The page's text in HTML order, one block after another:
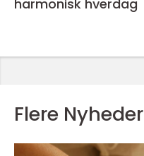
harmonisk hverdag
Flere Nyheder